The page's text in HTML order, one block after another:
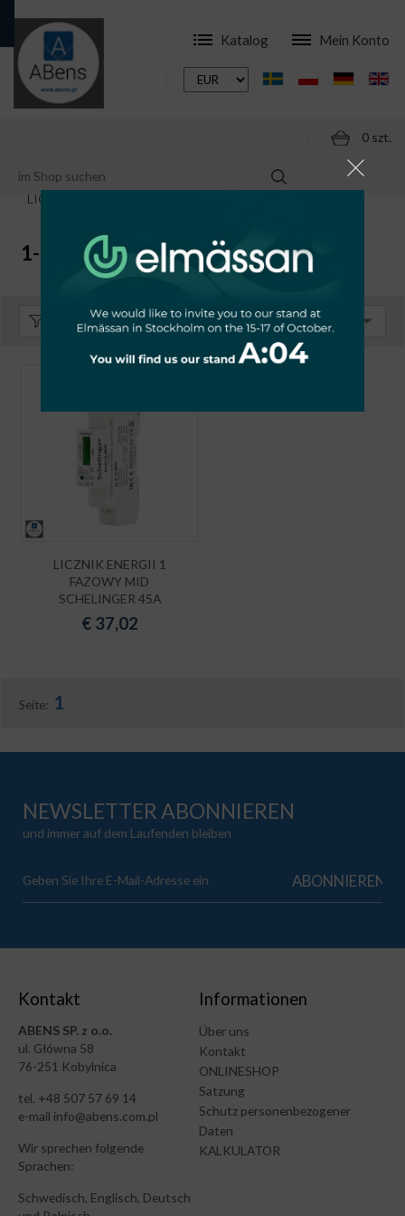
Katalog Mein Konto
0 szt.
ONLINESHOP
MODULARE SCHALTGERÄTE
LICZNIKI ENERGII
1-FAZOWE MID
Sortieren: Standard
LICZNIK ENERGII 1
FAZOWY MID
SCHELINGER 45A
€ 37,02
Seite: 1
NEWSLETTER ABONNIEREN
und immer auf dem Laufenden bleiben
Kontakt
ABENS SP. z o.o.
ul. Główna 58
76-251 Kobylnica
tel. +48 507 57 69 14
e-mail info@abens.com.pl
Wir sprechen folgende
Sprachen:
Schwedisch, Englisch, Deutsch
Informationen
Über uns
Kontakt
ONLINESHOP
Satzung
Schutz personenbezogener
Daten
KALKULATOR